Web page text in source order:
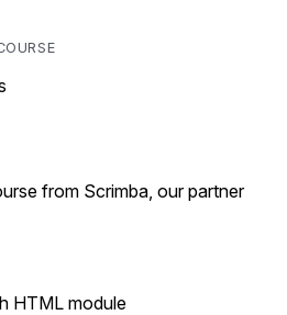
from Scrimba, our partner
HTML module